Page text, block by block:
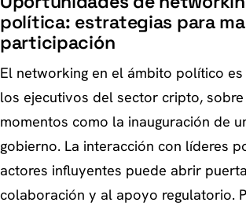
política: estrategias para
participación
El networking en el ámbito político
los ejecutivos del sector cripto,
momentos como la inauguración de
gobierno. La interacción con líderes
actores influyentes puede abrir
colaboración y al apoyo regulatorio.